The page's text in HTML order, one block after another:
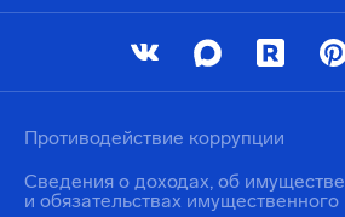
Противодействие коррупции
Сведения о доходах, об имуществе
и обязательствах имущественного